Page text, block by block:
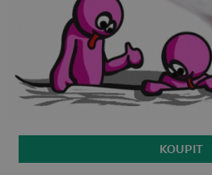
KOUPIT